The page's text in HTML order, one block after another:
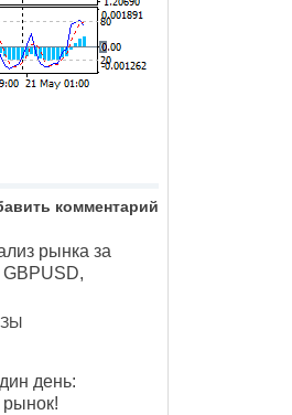
комментарий
рынка за
день:
рынок!